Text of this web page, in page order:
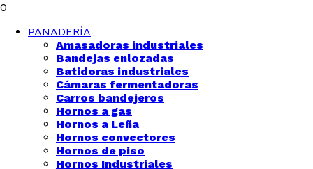
0
PANADERÍA
Amasadoras industriales
Bandejas enlozadas
Batidoras industriales
Cámaras fermentadoras
Carros bandejeros
Hornos a gas
Hornos a Leña
Hornos convectores
Hornos de piso
Hornos Industriales